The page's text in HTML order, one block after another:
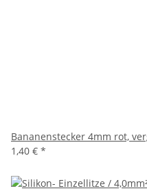
Bananenstecker 4mm rot,
1,40 € *